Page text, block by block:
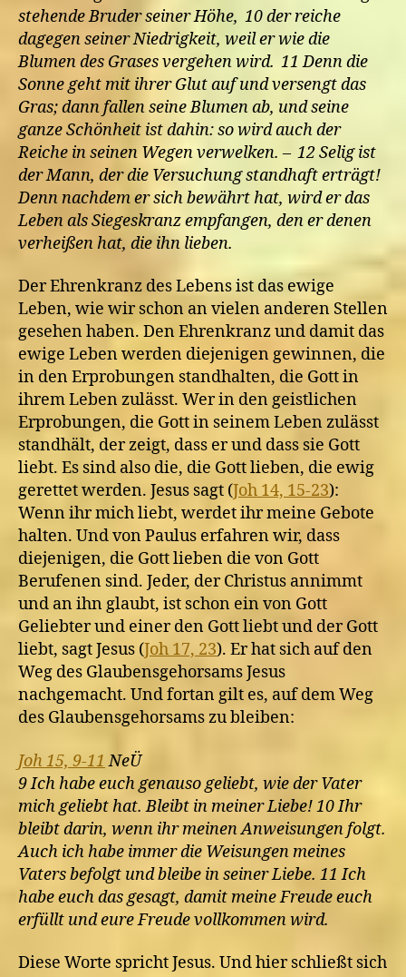
stehende Bruder seiner Höhe, 10 der reiche
dagegen seiner Niedrigkeit, weil er wie die
Blumen des Grases vergehen wird. 11 Denn die
Sonne geht mit ihrer Glut auf und versengt das
Gras; dann fallen seine Blumen ab, und seine
ganze Schönheit ist dahin: so wird auch der
Reiche in seinen Wegen verwelken. – 12 Selig ist
der Mann, der die Versuchung standhaft erträgt!
Denn nachdem er sich bewährt hat, wird er das
Leben als Siegeskranz empfangen, den er denen
verheißen hat, die ihn lieben.
Der Ehrenkranz des Lebens ist das ewige
Leben, wie wir schon an vielen anderen Stellen
gesehen haben. Den Ehrenkranz und damit das
ewige Leben werden diejenigen gewinnen, die
in den Erprobungen standhalten, die Gott in
ihrem Leben zulässt. Wer in den geistlichen
Erprobungen, die Gott in seinem Leben zulässt
standhält, der zeigt, dass er und dass sie Gott
liebt. Es sind also die, die Gott lieben, die ewig
gerettet werden. Jesus sagt (Joh 14, 15-23):
Wenn ihr mich liebt, werdet ihr meine Gebote
halten. Und von Paulus erfahren wir, dass
diejenigen, die Gott lieben die von Gott
Berufenen sind. Jeder, der Christus annimmt
und an ihn glaubt, ist schon ein von Gott
Geliebter und einer den Gott liebt und der Gott
liebt, sagt Jesus (Joh 17, 23). Er hat sich auf den
Weg des Glaubensgehorsams Jesus
nachgemacht. Und fortan gilt es, auf dem Weg
des Glaubensgehorsams zu bleiben:
Joh 15, 9-11 NeÜ
9 Ich habe euch genauso geliebt, wie der Vater
mich geliebt hat. Bleibt in meiner Liebe! 10 Ihr
bleibt darin, wenn ihr meinen Anweisungen folgt.
Auch ich habe immer die Weisungen meines
Vaters befolgt und bleibe in seiner Liebe. 11 Ich
habe euch das gesagt, damit meine Freude euch
erfüllt und eure Freude vollkommen wird.
Diese Worte spricht Jesus. Und hier schließt sich